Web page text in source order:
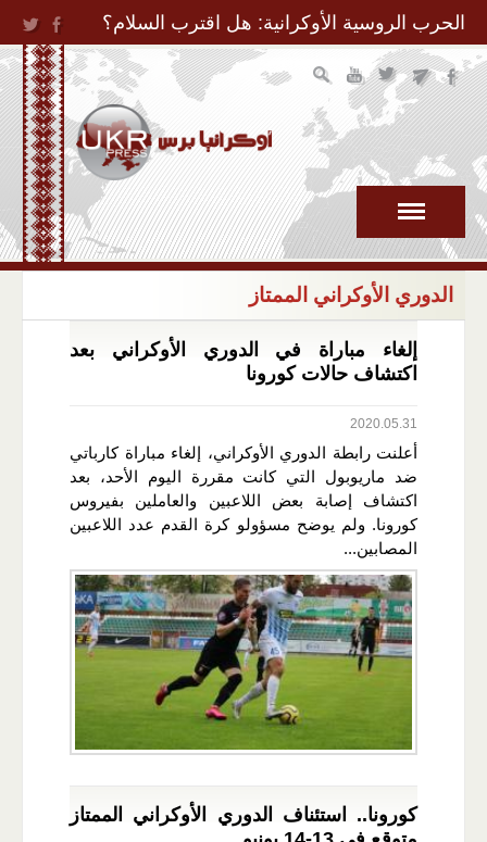
Jump to Navigation
الحرب الروسية الأوكرانية: هل اقترب السلام؟
الدوري الأوكراني الممتاز
إلغاء مباراة في الدوري الأوكراني بعد
اكتشاف حالات كورونا
2020.05.31
أعلنت رابطة الدوري الأوكراني، إلغاء مباراة كارباتي
ضد ماريوبول التي كانت مقررة اليوم الأحد، بعد
اكتشاف إصابة بعض اللاعبين والعاملين بفيروس
كورونا. ولم يوضح مسؤولو كرة القدم عدد اللاعبين
المصابين...
كورونا.. استئناف الدوري الأوكراني الممتاز